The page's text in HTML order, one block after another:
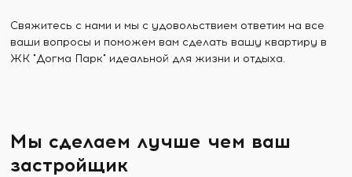
Свяжитесь с нами и мы с удовольствием ответим на все
ваши вопросы и поможем вам сделать вашу квартиру в
ЖК "Догма Парк" идеальной для жизни и отдыха.
Мы сделаем лучше чем ваш
застройщик